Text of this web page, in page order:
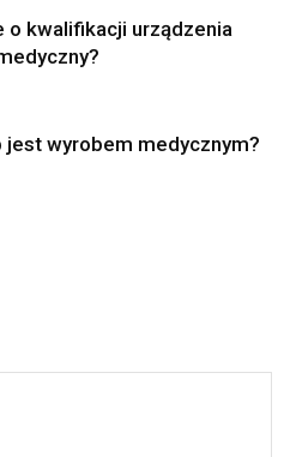
o kwalifikacji urządzenia
jest wyrobem medycznym?